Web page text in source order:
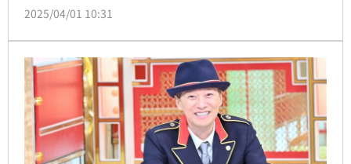
富士電視台公開第三方調查委員會報告出爐，發布中居
行「職場性侵」，而對受害女性1年半以來的反應不聞
不問的富士電視台負有重大責任，電視台所做所為對該
女主播造成二次傷害。
2025/04/01 10:31